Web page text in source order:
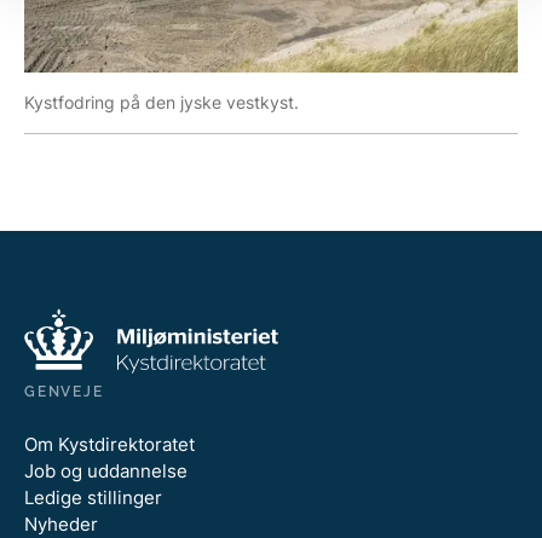
Kystfodring på den jyske vestkyst.
GENVEJE
Om Kystdirektoratet
Job og uddannelse
Ledige stillinger
Nyheder